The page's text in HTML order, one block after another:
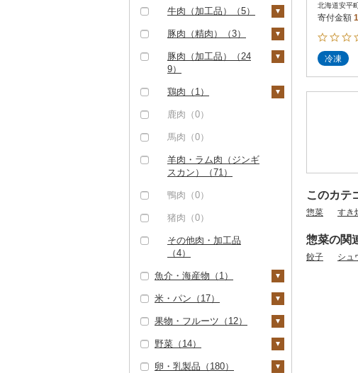
牛肉（加工品）（5）
ハンバーグ（3）
もつ鍋（0）
（0）
その他牛肉（加工品）
豚肉（精肉）（3）
ステーキ（0）
その他豚肉（精肉）
豚肉（加工品）（24
9）
ハンバーグ（1）
もつ鍋（0）
ハム（243）
ソーセージ・ウインナ
ー（211）
ベーコン・サラミ（2
（46）
鶏肉（1）
鶏肉（精肉）（0）
ハム・ソーセージ
唐揚げ（0）
中津からあげ（0）
水炊き（0）
地鶏（0）
鹿肉（0）
馬肉（0）
羊肉・ラム肉（ジンギ
スカン）（71）
鴨肉（0）
猪肉（0）
その他肉・加工品
（4）
魚介・海産物（1）
カニ（0）
エビ（0）
いくら（0）
うに（0）
米・パン（17）
米（16）
精米（10）
無洗米（0）
雑穀（0）
餅（0）
果物・フルーツ（12）
ぶどう・マスカット
野菜（14）
いも（2）
卵・乳製品（180）
北海道安平
寄付金額
冷凍
このカテ
惣菜 すき
惣菜の関
餃子 シュ